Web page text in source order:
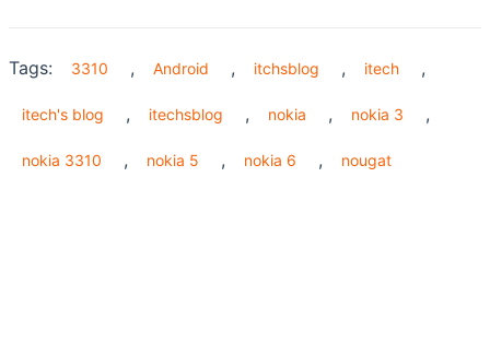
Tags: 3310 , Android , itchsblog , itech ,
itech's blog , itechsblog , nokia , nokia 3 ,
nokia 3310 , nokia 5 , nokia 6 , nougat